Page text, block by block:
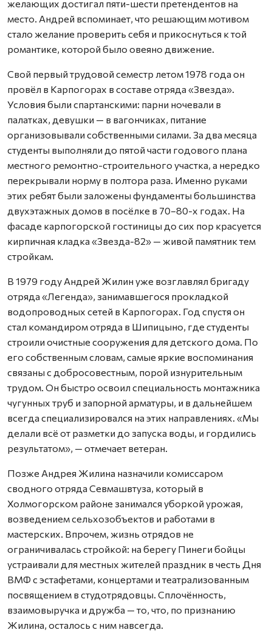
желающих достигал пяти-шести претендентов на
место. Андрей вспоминает, что решающим мотивом
стало желание проверить себя и прикоснуться к той
романтике, которой было овеяно движение.
Свой первый трудовой семестр летом 1978 года он
провёл в Карпогорах в составе отряда «Звезда».
Условия были спартанскими: парни ночевали в
палатках, девушки — в вагончиках, питание
организовывали собственными силами. За два месяца
студенты выполняли до пятой части годового плана
местного ремонтно-строительного участка, а нередко
перекрывали норму в полтора раза. Именно руками
этих ребят были заложены фундаменты большинства
двухэтажных домов в посёлке в 70–80-х годах. На
фасаде карпогорской гостиницы до сих пор красуется
кирпичная кладка «Звезда-82» — живой памятник тем
стройкам.
В 1979 году Андрей Жилин уже возглавлял бригаду
отряда «Легенда», занимавшегося прокладкой
водопроводных сетей в Карпогорах. Год спустя он
стал командиром отряда в Шипицыно, где студенты
строили очистные сооружения для детского дома. По
его собственным словам, самые яркие воспоминания
связаны с добросовестным, порой изнурительным
трудом. Он быстро освоил специальность монтажника
чугунных труб и запорной арматуры, и в дальнейшем
всегда специализировался на этих направлениях. «Мы
делали всё от разметки до запуска воды, и гордились
результатом», — отмечает ветеран.
Позже Андрея Жилина назначили комиссаром
сводного отряда Севмашвтуза, который в
Холмогорском районе занимался уборкой урожая,
возведением сельхозобъектов и работами в
мастерских. Впрочем, жизнь отрядов не
ограничивалась стройкой: на берегу Пинеги бойцы
устраивали для местных жителей праздник в честь Дня
ВМФ с эстафетами, концертами и театрализованным
посвящением в студотрядовцы. Сплочённость,
взаимовыручка и дружба — то, что, по признанию
Жилина, осталось с ним навсегда.